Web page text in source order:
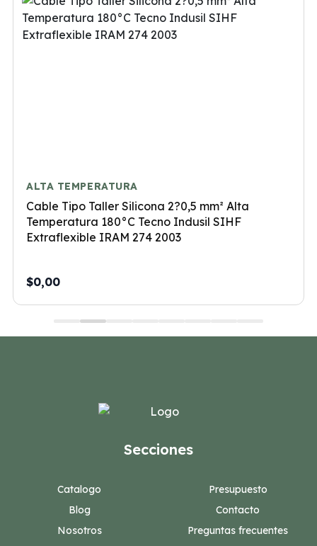
ALTA TEMPERATURA
Cable Tipo Taller Silicona 2?0,5 mm² Alta
Temperatura 180°C Tecno Indusil SIHF
Extraflexible IRAM 274 2003
$0,00
Secciones
Catalogo
Blog
Nosotros
Presupuesto
Contacto
Preguntas frecuentes